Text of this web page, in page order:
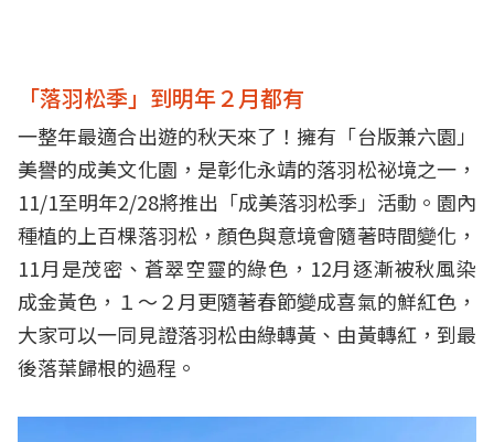
「落羽松季」到明年２月都有
一整年最適合出遊的秋天來了！擁有「台版兼六園」
美譽的成美文化園，是彰化永靖的落羽松祕境之一，
11/1至明年2/28將推出「成美落羽松季」活動。園內
種植的上百棵落羽松，顏色與意境會隨著時間變化，
11月是茂密、蒼翠空靈的綠色，12月逐漸被秋風染
成金黃色，１～２月更隨著春節變成喜氣的鮮紅色，
大家可以一同見證落羽松由綠轉黃、由黃轉紅，到最
後落葉歸根的過程。